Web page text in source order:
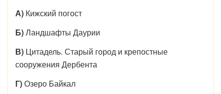
А) Кижский погост
Б)Ландшафты Даурии
В) Цитадель. Старый город и крепостные
сооружения Дербента
Г)Озеро Байкал